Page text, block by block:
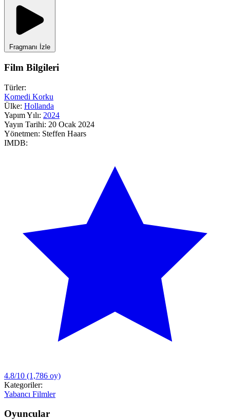
Fragmanı İzle
Film Bilgileri
Türler:
Komedi Korku
Ülke: Hollanda
Yapım Yılı: 2024
Yayın Tarihi: 20 Ocak 2024
Yönetmen: Steffen Haars
IMDB:
4.8/10 (1,786 oy)
Kategoriler:
Yabancı Filmler
Oyuncular